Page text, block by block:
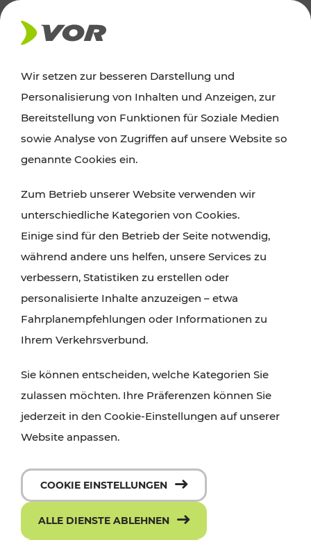
AKTUELLES
Ausflugstipps
Wien, Niederösterreich und das Burgenland
Wanderungen, Kultur und Gastronomie,
Radtouren oder purer Naturgenuss – viele
Attraktionen sind mit den Ticket- und Fahrplan-
Angeboten des VOR gut und schnell erreichbar.
Wir setzen zur besseren Darstellung und
Personalisierung von Inhalten und Anzeigen, zur
Bereitstellung von Funktionen für Soziale Medien
sowie Analyse von Zugriffen auf unsere Website so
genannte Cookies ein.
Zum Betrieb unserer Website verwenden wir
unterschiedliche Kategorien von Cookies.
Einige sind für den Betrieb der Seite notwendig,
während andere uns helfen, unsere Services zu
verbessern, Statistiken zu erstellen oder
personalisierte Inhalte anzuzeigen – etwa
Fahrplanempfehlungen oder Informationen zu
Ihrem Verkehrsverbund.
Sie können entscheiden, welche Kategorien Sie
zulassen möchten. Ihre Präferenzen können Sie
jederzeit in den Cookie-Einstellungen auf unserer
Website anpassen.
COOKIE EINSTELLUNGEN
ALLE DIENSTE ABLEHNEN